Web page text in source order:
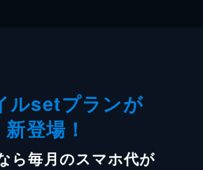
ルsetプランが
新登場！
ら毎月のスマホ代が